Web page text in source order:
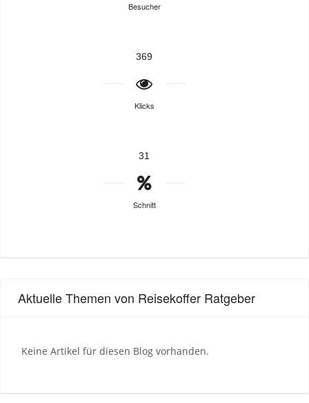
Besucher
369
Klicks
31
Schnitt
Aktuelle Themen von Reisekoffer Ratgeber
Keine Artikel für diesen Blog vorhanden.